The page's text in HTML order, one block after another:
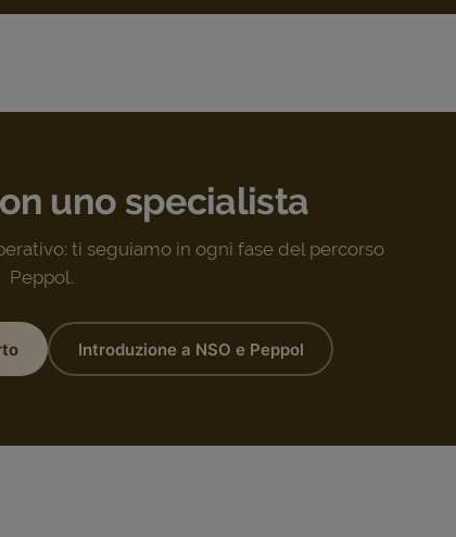
uno specialista
ti seguiamo in ogni fase del percorso
Peppol.
Introduzione a NSO e Peppol